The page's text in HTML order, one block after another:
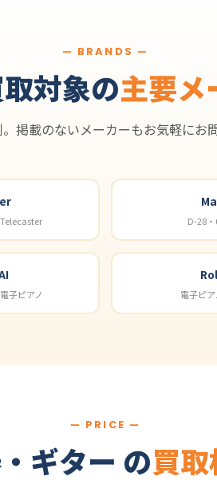
— BRANDS —
対象の主要メ
掲載のないメーカーもお気軽にお
D-28
子ピアノ 電子ピ
— PRICE —
ギター の買